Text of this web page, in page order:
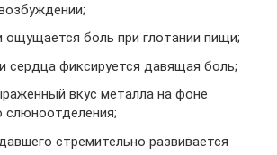
ощущается боль при глотании пищи;
сердца фиксируется давящая боль;
вкус металла на фоне
слюноотделения;
стремительно развивается